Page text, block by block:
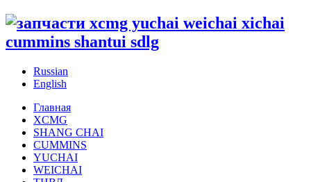
Russian
English
Главная
XCMG
SHANG CHAI
CUMMINS
YUCHAI
WEICHAI